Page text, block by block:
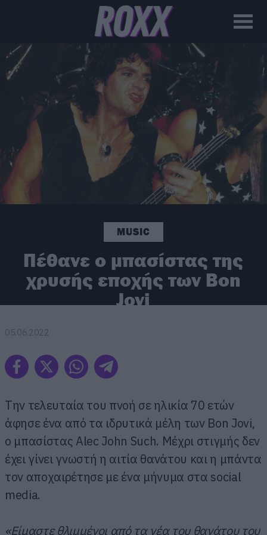
MUSIC
Πέθανε ο μπασίστας της
χρυσής εποχής των Bon
Jovi
05.06.2022
Την τελευταία του πνοή σε ηλικία 70 ετών
άφησε ένα από τα ιδρυτικά μέλη των Bon Jovi,
ο μπασίστας Alec John Such. Μέχρι στιγμής δεν
έχει γίνει γνωστή η αιτία θανάτου και η μπάντα
τον αποχαιρέτησε με ένα μήνυμα στα social
media.
«Είμαστε θλιμμένοι από τα νέα του θανάτου του